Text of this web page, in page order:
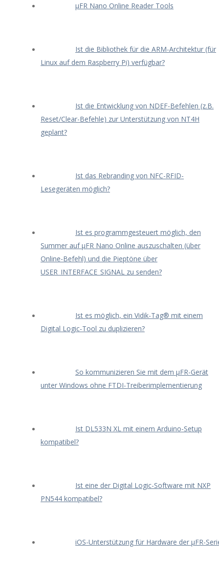
μFR Nano Online Reader Tools
Ist die Bibliothek für die ARM-Architektur (für
Linux auf dem Raspberry Pi) verfügbar?
Ist die Entwicklung von NDEF-Befehlen (z.B.
Reset/Clear-Befehle) zur Unterstützung von NT4H
geplant?
Ist das Rebranding von NFC-RFID-
Lesegeräten möglich?
Ist es programmgesteuert möglich, den
Summer auf μFR Nano Online auszuschalten (über
Online-Befehl) und die Pieptöne über
USER_INTERFACE_SIGNAL zu senden?
Ist es möglich, ein Vidik-Tag® mit einem
Digital Logic-Tool zu duplizieren?
So kommunizieren Sie mit dem μFR-Gerät
unter Windows ohne FTDI-Treiberimplementierung
Ist DL533N XL mit einem Arduino-Setup
kompatibel?
Ist eine der Digital Logic-Software mit NXP
PN544 kompatibel?
iOS-Unterstützung für Hardware der μFR-